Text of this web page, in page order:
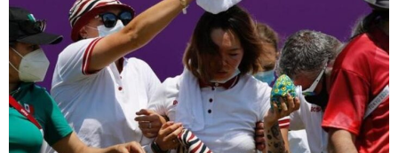
size.size.size.